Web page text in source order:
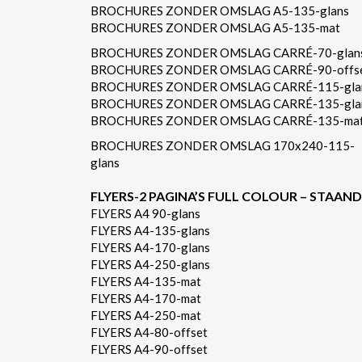
BROCHURES ZONDER OMSLAG A5-135-glans
BROCHURES ZONDER OMSLAG A5-135-mat
BROCHURES ZONDER OMSLAG CARRÉ-70-
BROCHURES ZONDER OMSLAG CARRÉ-90-
BROCHURES ZONDER OMSLAG CARRÉ-115-
BROCHURES ZONDER OMSLAG CARRÉ-135-
BROCHURES ZONDER OMSLAG CARRÉ-135-
BROCHURES ZONDER OMSLAG 170x240-115-
glans
FLYERS-2 PAGINA’S FULL COLOUR – STAAND
FLYERS A4 90-glans
FLYERS A4-135-glans
FLYERS A4-170-glans
FLYERS A4-250-glans
FLYERS A4-135-mat
FLYERS A4-170-mat
FLYERS A4-250-mat
FLYERS A4-80-offset
FLYERS A4-90-offset